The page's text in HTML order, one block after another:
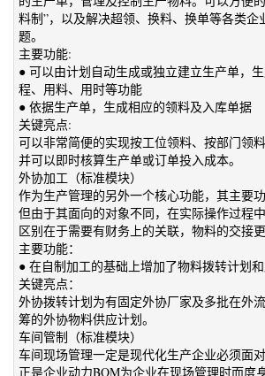
料制”，以及解决超领、换料、换单等各类企
题。
主要功能:
● 可以由计划自动生成或独立建立生产单，
程、用料、用时等功能
● 依据生产单，生成相应的领料及入库单据
关键亮点:
可以非常简便的实现按工位领料、按部门领
并可以即时核算生产单或订单投入成本。
外协加工（标准模块）
作为生产管理的另外一个核心功能，其主要
但由于其面向的对象不同，在实际操作过程
区别在于需要有财务上的关联，物料的交接更
主要功能：
● 在自制加工的基础上增加了物料拨转计划和
关键亮点：
外协拨转计划为有固定外协厂家及多批在外
筹的外协物料供应计划。
车间管制（标准模块）
车间现场管理一定是现代化生产企业必须面
正是企业动力BOM为企业在现场管理时而度